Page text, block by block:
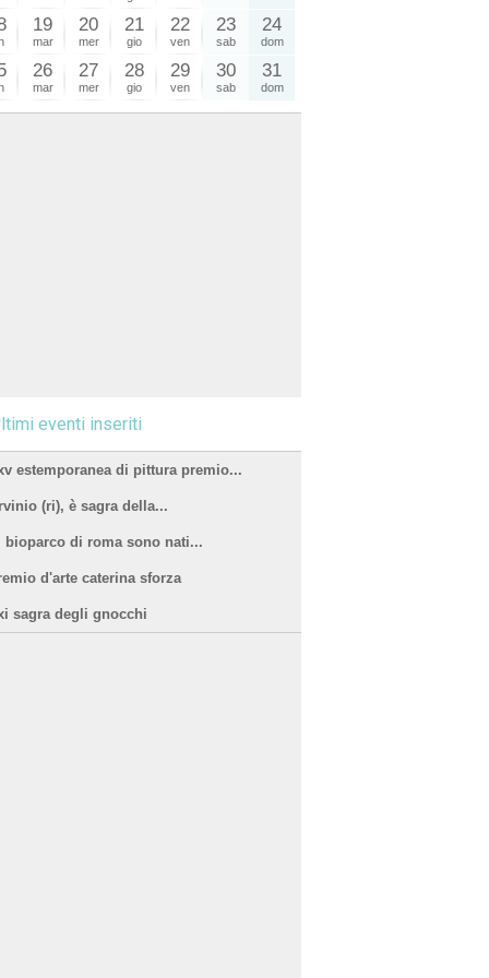
19
mar
20
mer
21
gio
22
ven
23
sab
24
dom
26
mar
27
mer
28
gio
29
ven
30
sab
31
dom
eventi inseriti
estemporanea di pittura premio...
(ri), è sagra della...
bioparco di roma sono nati...
d'arte caterina sforza
sagra degli gnocchi